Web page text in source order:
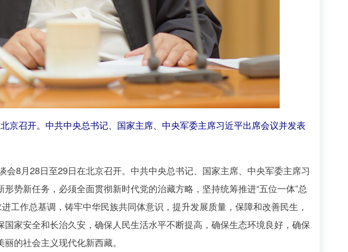
京召开。中共中央总书记、国家主席、中央军委主席习近平出席会议并发表
8月28日至29日在北京召开。中共中央总书记、国家主席、中央军委主席习
势新任务，必须全面贯彻新时代党的治藏方略，坚持统筹推进“五位一体”总
工作总基调，铸牢中华民族共同体意识，提升发展质量，保障和改善民生，
家安全和长治久安，确保人民生活水平不断提高，确保生态环境良好，确保
的社会主义现代化新西藏。